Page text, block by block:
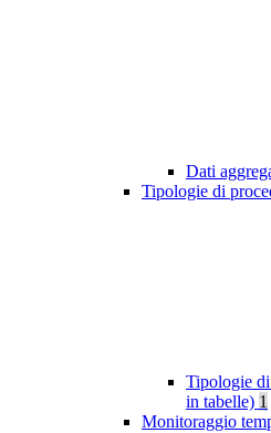
Dati
Tipologie di
Tipologie
in tabelle) 1
Monitoraggio